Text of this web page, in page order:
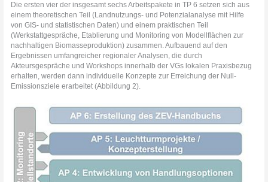
Die ersten vier der insgesamt sechs Arbeitspakete in TP 6 setzen sich aus
einem theoretischen Teil (Landnutzungs- und Potenzialanalyse mit Hilfe
von GIS- und statistischen Daten) und einem praktischen Teil
(Werkstattgespräche, Etablierung und Monitoring von Modellflächen zur
nachhaltigen Biomasseproduktion) zusammen. Aufbauend auf den
Ergebnissen umfangreicher regionaler Analysen, die durch
Akteursgespräche und Workshops innerhalb der VGs lokalen Praxisbezug
erhalten, werden dann individuelle Konzepte zur Erreichung der Null-
Emissionsziele erarbeitet (Abbildung 2).